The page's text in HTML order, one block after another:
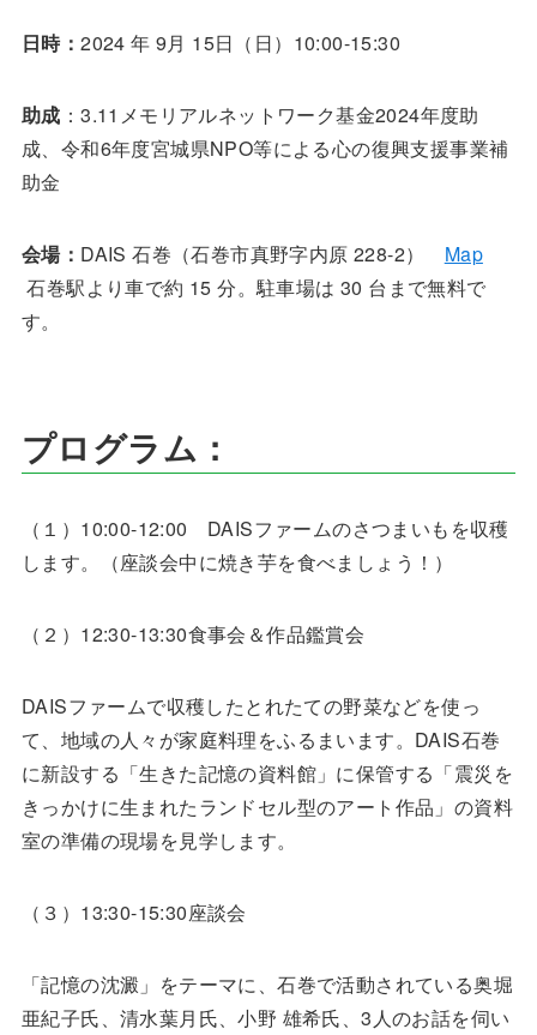
日時：2024 年 9月 15日（日）10:00-15:30
助成 ：3.11メモリアルネットワーク基金2024年度助
成、令和6年度宮城県NPO等による心の復興支援事業補
助金
会場： DAIS 石巻（石巻市真野字内原 228-2） Map
石巻駅より車で約 15 分。駐車場は 30 台まで無料で
す。
プログラム：
（１）10:00-12:00 DAISファームのさつまいもを収穫
します。（座談会中に焼き芋を食べましょう！）
（２）12:30-13:30食事会＆作品鑑賞会
DAISファームで収穫したとれたての野菜などを使っ
て、地域の人々が家庭料理をふるまいます。DAIS石巻
に新設する「生きた記憶の資料館」に保管する「震災を
きっかけに生まれたランドセル型のアート作品」の資料
室の準備の現場を見学します。
（３）13:30-15:30座談会
「記憶の沈澱」をテーマに、石巻で活動されている奥堀
亜紀子氏、清水葉月氏、小野 雄希氏、3人のお話を伺い